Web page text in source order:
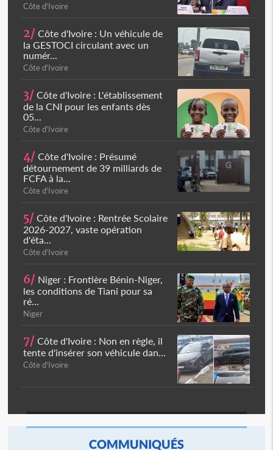
Côte d'Ivoire
2/ Côte d'Ivoire : Un véhicule de
la GESTOCI circulant avec un
numér...
Côte d'Ivoire
3/ Côte d'Ivoire : L'établissement
de la CNI pour les enfants dès
05...
Côte d'Ivoire
4/ Côte d'Ivoire : Présumé
détournement de 39 milliards de
FCFA à la...
Côte d'Ivoire
5/ Côte d'Ivoire : Rentrée Scolaire
2026-2027, vaste opération
d'éta...
Côte d'Ivoire
6/ Niger : Frontière Bénin-Niger,
les conditions de Tiani pour sa
ré...
Niger
7/ Côte d'Ivoire : Non en règle, il
tente d'insérer son véhicule dan...
Côte d'Ivoire
COMMUNIQUÉS